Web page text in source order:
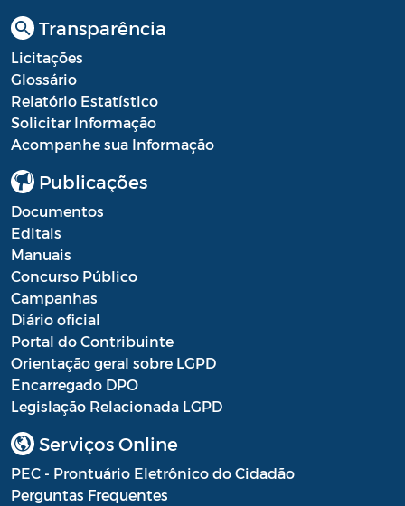
Saúde - Estoques de medicamentos das
farmácias públicas
Saúde - Fila de espera por consultas
Saúde - Instrumentos de Gestão do SUS
Saúde - Plano Municipal de Saúde
Saúde - Prestação de Contas
Saúde - Processo Seletivo de Agente
Comunitário de Saúde e Agente de
Combate às Endemias
Medicamentos Essenciais
Saúde - Termo de opção para enfermeiros
Transparência
Licitações
Glossário
Relatório Estatístico
Solicitar Informação
Acompanhe sua Informação
Publicações
Documentos
Editais
Manuais
Concurso Público
Campanhas
Diário oficial
Portal do Contribuinte
Orientação geral sobre LGPD
Encarregado DPO
Legislação Relacionada LGPD
Serviços Online
PEC - Prontuário Eletrônico do Cidadão
Perguntas Frequentes